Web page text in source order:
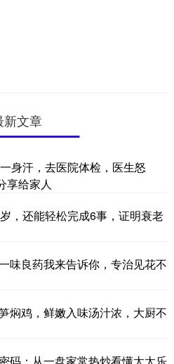
新文章
身汗，去医院体检，医生怒
享给家人
，还能轻松完成6事，证明衰老
味良药我来告诉你，专治见花不
焖鸡，鲜嫩入味汤汁浓，大厨不